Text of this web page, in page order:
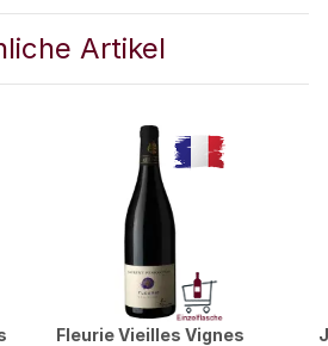
Artikel
Fleurie Vieilles Vignes